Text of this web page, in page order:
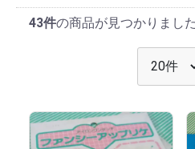
43件の商品が見つかりました